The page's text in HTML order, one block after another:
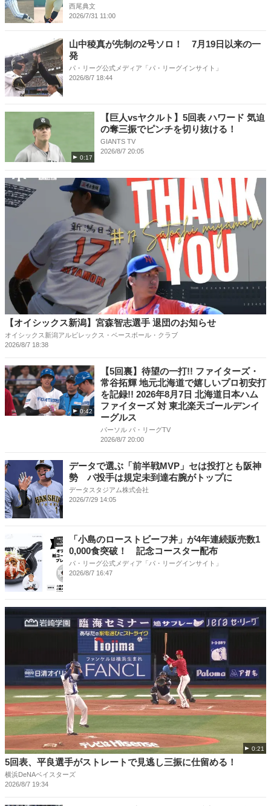
西尾典文
2026/7/31 11:00
山中稜真が先制の2号ソロ！ 7月19日以来の一
発
パ・リーグ公式メディア「パ・リーグインサイト」
2026/8/7 18:44
0:17
【巨人vsヤクルト】5回表 ハワード 気迫
の奪三振でピンチを切り抜ける！
GIANTS TV
2026/8/7 20:05
【オイシックス新潟】宮森智志選手 退団のお知らせ
オイシックス新潟アルビレックス・ベースボール・クラブ
2026/8/7 18:38
0:42
【5回裏】待望の一打!! ファイターズ・
常谷拓輝 地元北海道で嬉しいプロ初安打
を記録!! 2026年8月7日 北海道日本ハム
ファイターズ 対 東北楽天ゴールデンイ
ーグルス
パーソル パ・リーグTV
2026/8/7 20:00
データで選ぶ「前半戦MVP」セは投打とも阪神
勢 パ投手は規定未到達右腕がトップに
データスタジアム株式会社
2026/7/29 14:05
「小島のローストビーフ丼」が4年連続販売数1
0,000食突破！ 記念コースター配布
パ・リーグ公式メディア「パ・リーグインサイト」
2026/8/7 16:47
0:21
5回表、平良選手がストレートで見逃し三振に仕留める！
横浜DeNAベイスターズ
2026/8/7 19:34